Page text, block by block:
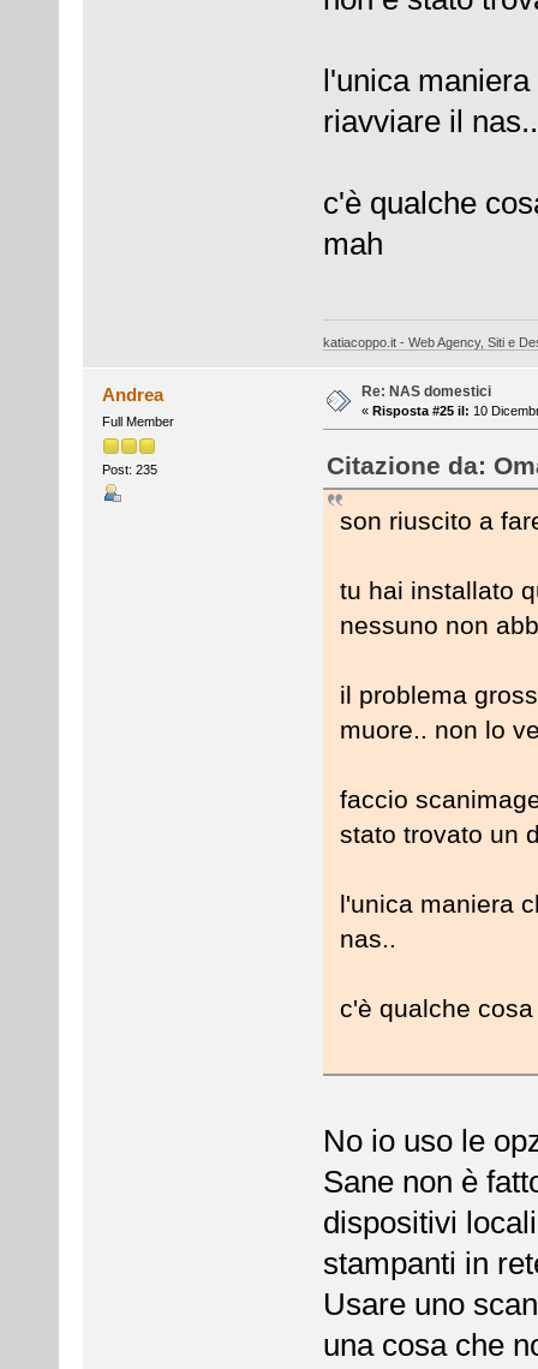
l'unica
riavviare il nas..
c'è qualche
mah
katiacoppo.it - Web Agency, Siti e
Andrea
Full Member
Post: 235
Re: NAS domestici
« Risposta #25 il: 10
Citazione da:
son riuscito a
tu hai installato
nessuno non
il problema
muore.. non lo
faccio
stato trovato un
l'unica maniera
nas..
c'è qualche
No io uso le
Sane non è
dispositivi
stampanti in
Usare uno
una cosa che